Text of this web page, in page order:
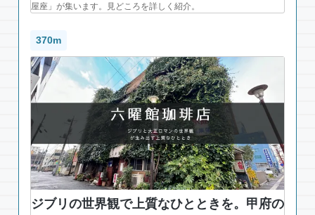
屋座」が集います。見どころを詳しく紹介。
370m
ジブリの世界観で上質なひとときを。甲府の